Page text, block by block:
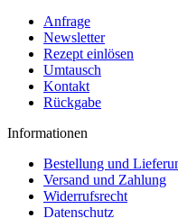
Anfrage
Newsletter
Rezept einlösen
Umtausch
Kontakt
Rückgabe
Informationen
Bestellung und
Versand und Zahlung
Widerrufsrecht
Datenschutz